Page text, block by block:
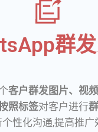
群
客户群发图片、视
照标签对客户进行
性化沟通,提高推广